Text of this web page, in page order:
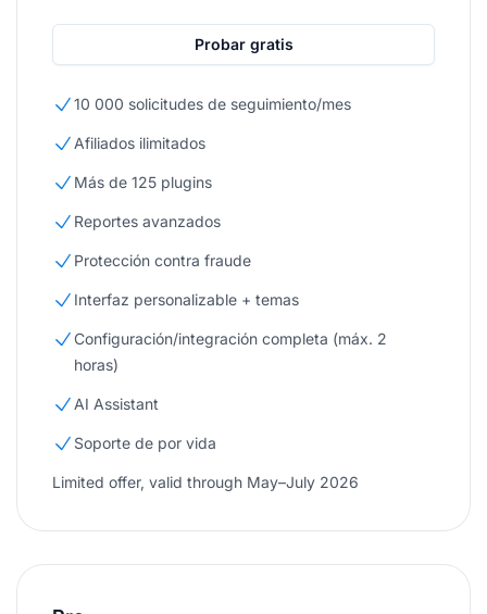
Probar gratis
10 000 solicitudes de seguimiento/mes
Afiliados ilimitados
Más de 125 plugins
Reportes avanzados
Protección contra fraude
Interfaz personalizable + temas
Configuración/integración completa (máx. 2
horas)
AI Assistant
Soporte de por vida
Limited offer, valid through May–July 2026